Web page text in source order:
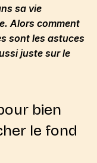
sa vie
Alors comment
sont les astuces
juste sur le
bien
le fond